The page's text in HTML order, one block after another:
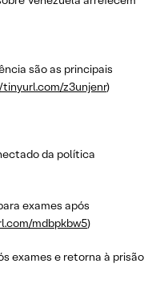
são as principais
z3unjenr)
da política
exames após
mdbpkbw5)
exames e retorna à prisão